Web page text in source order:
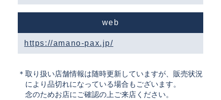
web
https://amano-pax.jp/
＊取り扱い店舗情報は随時更新していますが、販売状況
により品切れになっている場合もございます。
念のためお店にご確認の上ご来店ください。